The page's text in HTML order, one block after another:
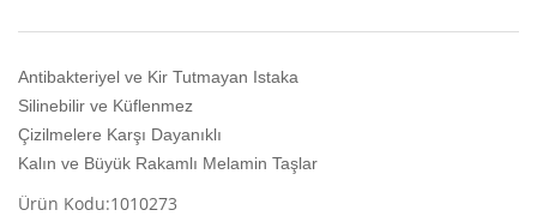
Antibakteriyel ve Kir Tutmayan Istaka
Silinebilir ve Küflenmez
Çizilmelere Karşı Dayanıklı
Kalın ve Büyük Rakamlı Melamin Taşlar
Ürün Kodu:1010273